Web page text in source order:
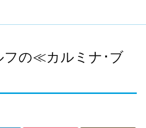
フの≪カルミナ･ブ